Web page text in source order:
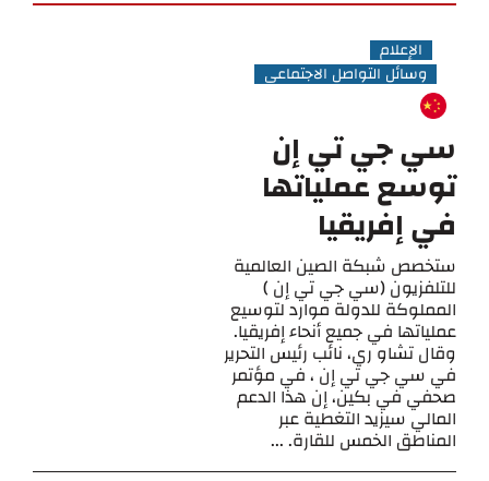
الإعلام
وسائل التواصل الاجتماعي
سي جي تي إن
توسع عملياتها
في إفريقيا
ستخصص شبكة الصين العالمية
للتلفزيون (سي جي تي إن )
المملوكة للدولة موارد لتوسيع
عملياتها في جميع أنحاء إفريقيا.
وقال تشاو ري، نائب رئيس التحرير
في سي جي تي إن ، في مؤتمر
صحفي في بكين، إن هذا الدعم
المالي سيزيد التغطية عبر
المناطق الخمس للقارة. ...